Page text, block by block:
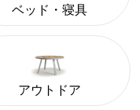
ベッド・寝具
アウトドア